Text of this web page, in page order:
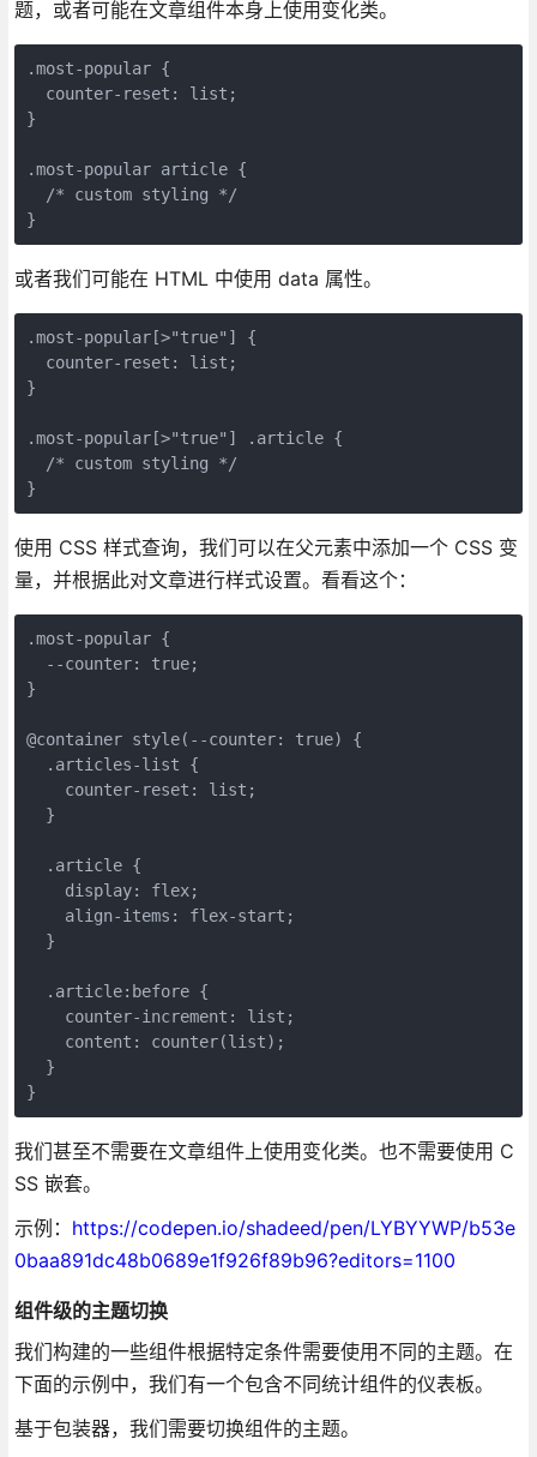
题，或者可能在文章组件本身上使用变化类。
.most-popular {
  counter-reset: list;
}
.most-popular article {
  /* custom styling */
}
或者我们可能在 HTML 中使用 data 属性。
.most-popular[>"true"] {
  counter-reset: list;
}
.most-popular[>"true"] .article {
  /* custom styling */
}
使用 CSS 样式查询，我们可以在父元素中添加一个 CSS 变
量，并根据此对文章进行样式设置。看看这个：
.most-popular {
  --counter: true;
}
@container style(--counter: true) {
  .articles-list {
    counter-reset: list;
  }
  .article {
    display: flex;
    align-items: flex-start;
  }
  .article:before {
    counter-increment: list;
    content: counter(list);
  }
}
我们甚至不需要在文章组件上使用变化类。也不需要使用 C
SS 嵌套。
示例： https://codepen.io/shadeed/pen/LYBYYWP/b53e
0baa891dc48b0689e1f926f89b96?editors=1100
组件级的主题切换
我们构建的一些组件根据特定条件需要使用不同的主题。在
下面的示例中，我们有一个包含不同统计组件的仪表板。
基于包装器，我们需要切换组件的主题。